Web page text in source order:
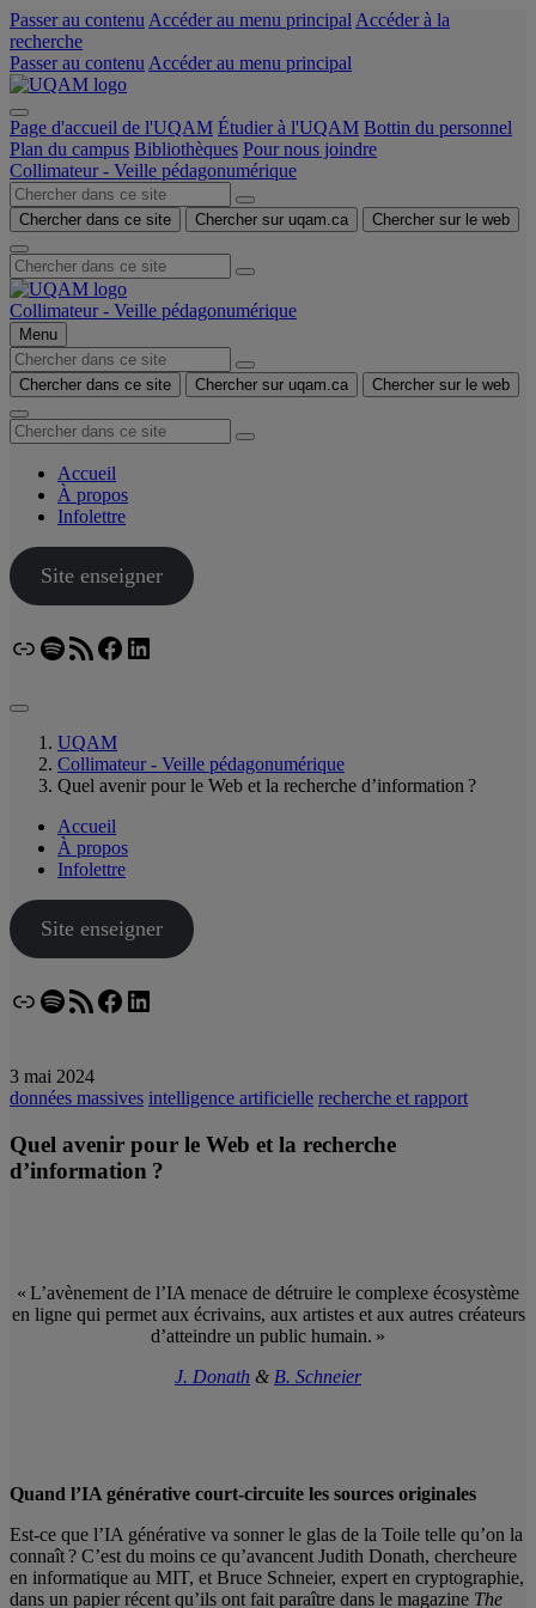
Passer au contenu Accéder au menu principal Accéder à la
recherche
Passer au contenu Accéder au menu principal
Page d'accueil de l'UQAM Étudier à l'UQAM Bottin du personnel
Plan du campus Bibliothèques Pour nous joindre
Collimateur - Veille pédagonumérique
Chercher dans ce site Chercher sur uqam.ca Chercher sur le web
Collimateur - Veille pédagonumérique
Menu
Chercher dans ce site Chercher sur uqam.ca Chercher sur le web
Accueil
À propos
Infolettre
Site enseigner
LienSpotify
Flux RSSFacebook
LinkedIn
UQAM
Collimateur - Veille pédagonumérique
Quel avenir pour le Web et la recherche d’information ?
Accueil
À propos
Infolettre
Site enseigner
LienSpotify
Flux RSSFacebook
LinkedIn
3 mai 2024
données massives intelligence artificielle recherche et rapport
Quel avenir pour le Web et la recherche
d’information ?
« L’avènement de l’IA menace de détruire le complexe écosystème
en ligne qui permet aux écrivains, aux artistes et aux autres créateurs
d’atteindre un public humain. »
J. Donath & B. Schneier
Quand l’IA générative court-circuite les sources originales
Est-ce que l’IA générative va sonner le glas de la Toile telle qu’on la
connaît ? C’est du moins ce qu’avancent Judith Donath, chercheure
en informatique au MIT, et Bruce Schneier, expert en cryptographie,
dans un papier récent qu’ils ont fait paraître dans le magazine The